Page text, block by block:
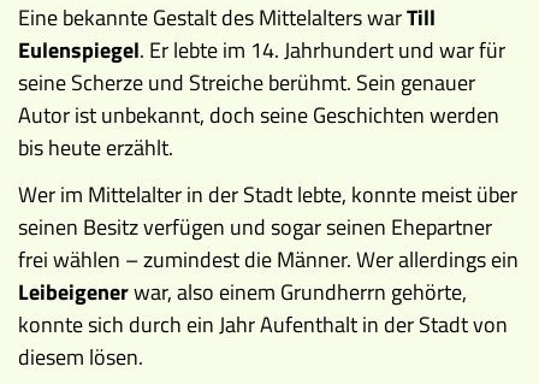
Eine bekannte Gestalt des Mittelalters warTill
Eulenspiegel. Er lebte im 14. Jahrhundert und war für
seine Scherze und Streiche berühmt. Sein genauer
Autor ist unbekannt, doch seine Geschichten werden
bis heute erzählt.
Wer im Mittelalter in der Stadt lebte, konnte meist über
seinen Besitz verfügen und sogar seinen Ehepartner
frei wählen – zumindest die Männer. Wer allerdings ein
Leibeigenerwar, also einem Grundherrn gehörte,
konnte sich durch ein Jahr Aufenthalt in der Stadt von
diesem lösen.